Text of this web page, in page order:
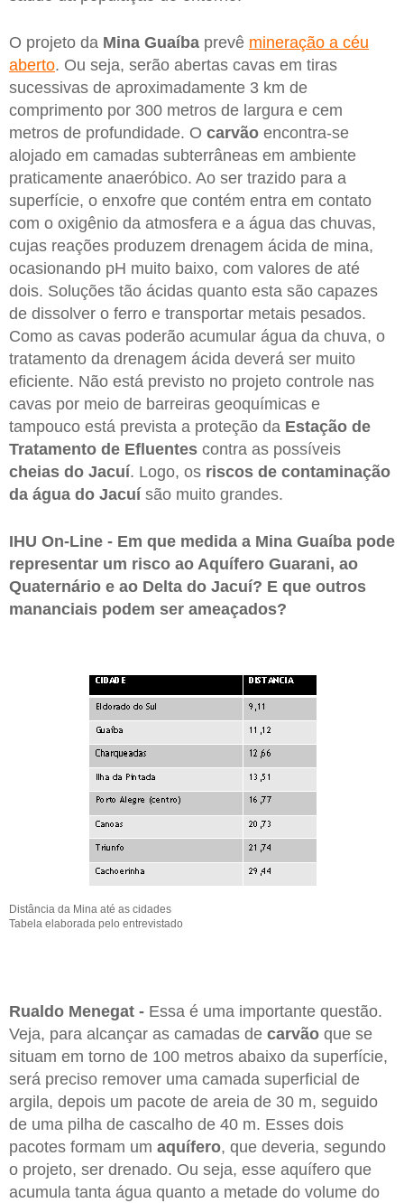
O projeto da Mina Guaíba prevê mineração a céu
aberto. Ou seja, serão abertas cavas em tiras
sucessivas de aproximadamente 3 km de
comprimento por 300 metros de largura e cem
metros de profundidade. O carvão encontra-se
alojado em camadas subterrâneas em ambiente
praticamente anaeróbico. Ao ser trazido para a
superfície, o enxofre que contém entra em contato
com o oxigênio da atmosfera e a água das chuvas,
cujas reações produzem drenagem ácida de mina,
ocasionando pH muito baixo, com valores de até
dois. Soluções tão ácidas quanto esta são capazes
de dissolver o ferro e transportar metais pesados.
Como as cavas poderão acumular água da chuva, o
tratamento da drenagem ácida deverá ser muito
eficiente. Não está previsto no projeto controle nas
cavas por meio de barreiras geoquímicas e
tampouco está prevista a proteção da Estação de
Tratamento de Efluentes contra as possíveis
cheias do Jacuí. Logo, os riscos de contaminação
da água do Jacuísão muito grandes.
IHU On-Line - Em que medida a Mina Guaíba pode
representar um risco ao Aquífero Guarani, ao
Quaternário e ao Delta do Jacuí? E que outros
mananciais podem ser ameaçados?
Distância da Mina até as cidades
Tabela elaborada pelo entrevistado
Rualdo Menegat - Essa é uma importante questão.
Veja, para alcançar as camadas de carvão que se
situam em torno de 100 metros abaixo da superfície,
será preciso remover uma camada superficial de
argila, depois um pacote de areia de 30 m, seguido
de uma pilha de cascalho de 40 m. Esses dois
pacotes formam um aquífero, que deveria, segundo
o projeto, ser drenado. Ou seja, esse aquífero que
acumula tanta água quanto a metade do volume do